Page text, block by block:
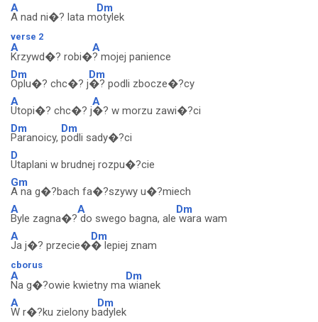
A
A nad ni�? lata m
Dm
otylek
verse 2
A
Krzywd�? robi�
A
? mojej panience
Dm
Oplu�? chc�? j
Dm
�? podli zbocze�?cy
A
Utopi�? chc�? j
A
�? w morzu zawi�?ci
Dm
Paranoicy,
Dm
podli sady�?ci
D
Utaplani w brudnej rozpu�?cie
Gm
A na g�?bach fa�?szywy u�?miech
A
Byle zagna�?
A
do swego bagna, ale
Dm
wara wam
A
Ja j�? przecie�
Dm
� lepiej znam
cborus
A
Na g�?owie kwietny ma
Dm
wianek
A
W r�?ku zielony b
Dm
adylek